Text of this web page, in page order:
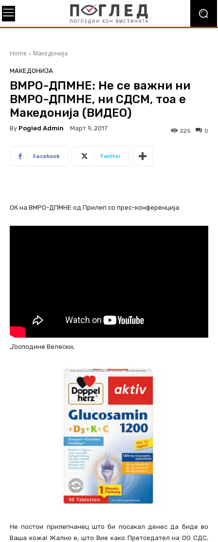
Home Македонија
МАКЕДОНИЈА
ВМРО-ДПМНЕ: Не се важни ни
ВМРО-ДПМНЕ, ни СДСМ, тоа е
Македонија (ВИДЕО)
By Pogled Admin Март 9, 2017 0
225
Facebook Twitter
ОК на ВМРО-ДПМНЕ од Прилеп со прес-конференција.
„Господине Велески,
Не постои прилепчанец што би посакал денес да биде во
Ваша кожа! Жално е, што Вие како Претседател на OO СДС,